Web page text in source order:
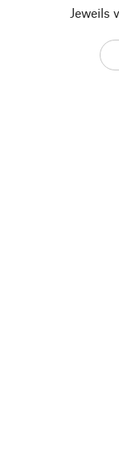
Jeweils